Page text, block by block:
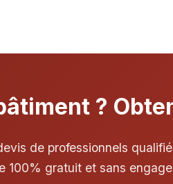
?
de professionnels
100% gratuit et sans